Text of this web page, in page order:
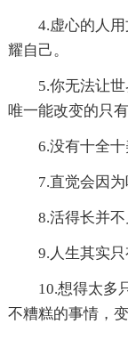
4.虚心的人
耀自己。
5.你无法让
唯一能改变的只有
6.没有十全
7.直觉会因
8.活得长并
9.人生其实
10.想得太多
不糟糕的事情，变